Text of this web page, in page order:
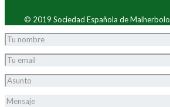
© 2019 Sociedad Española de